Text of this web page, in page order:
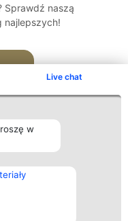
Live chat
w
Sprawdź naszą
najlepszych!
Kontakt
Kontakt